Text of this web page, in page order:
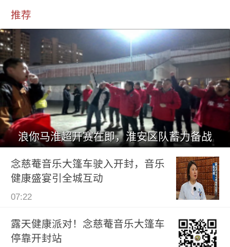
推荐
浪你马淮超开赛在即，淮安区队蓄力备战
念慈菴音乐大篷车驶入开封，音乐
健康盛宴引全城互动
07:22
露天健康派对！念慈菴音乐大篷车
停靠开封站